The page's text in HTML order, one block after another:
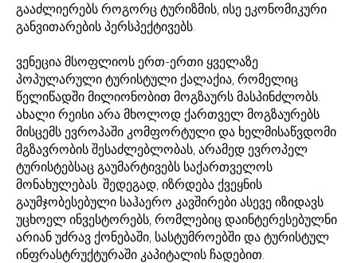
გააძლიერებს როგორც ტურიზმის, ისე ეკონომიკური
განვითარების პერსპექტივებს.
ვენეცია მსოფლიოს ერთ-ერთი ყველაზე
პოპულარული ტურისტული ქალაქია, რომელიც
წელიწადში მილიონობით მოგზაურს მასპინძლობს.
ახალი რეისი არა მხოლოდ ქართველ მოგზაურებს
მისცემს ევროპაში კომფორტული და ხელმისაწვდომი
მგზავრობის შესაძლებლობას, არამედ ევროპელ
ტურისტებსაც გაუმარტივებს საქართველოს
მონახულებას. შედეგად, იზრდება ქვეყნის
გაუმჯობესებული საჰაერო კავშირები ასევე იზიდავს
უცხოელ ინვესტორებს, რომლებიც დაინტერესებულნი
არიან უძრავ ქონებაში, სასტუმროებში და ტურისტულ
ინფრასტრუქტურაში კაპიტალის ჩადებით.